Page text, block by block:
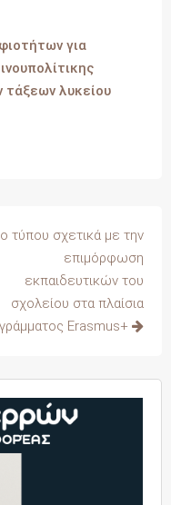
για
λυκείου
τύπου σχετικά με την
επιμόρφωση
εκπαιδευτικών του
σχολείου στα πλαίσια
Erasmus+